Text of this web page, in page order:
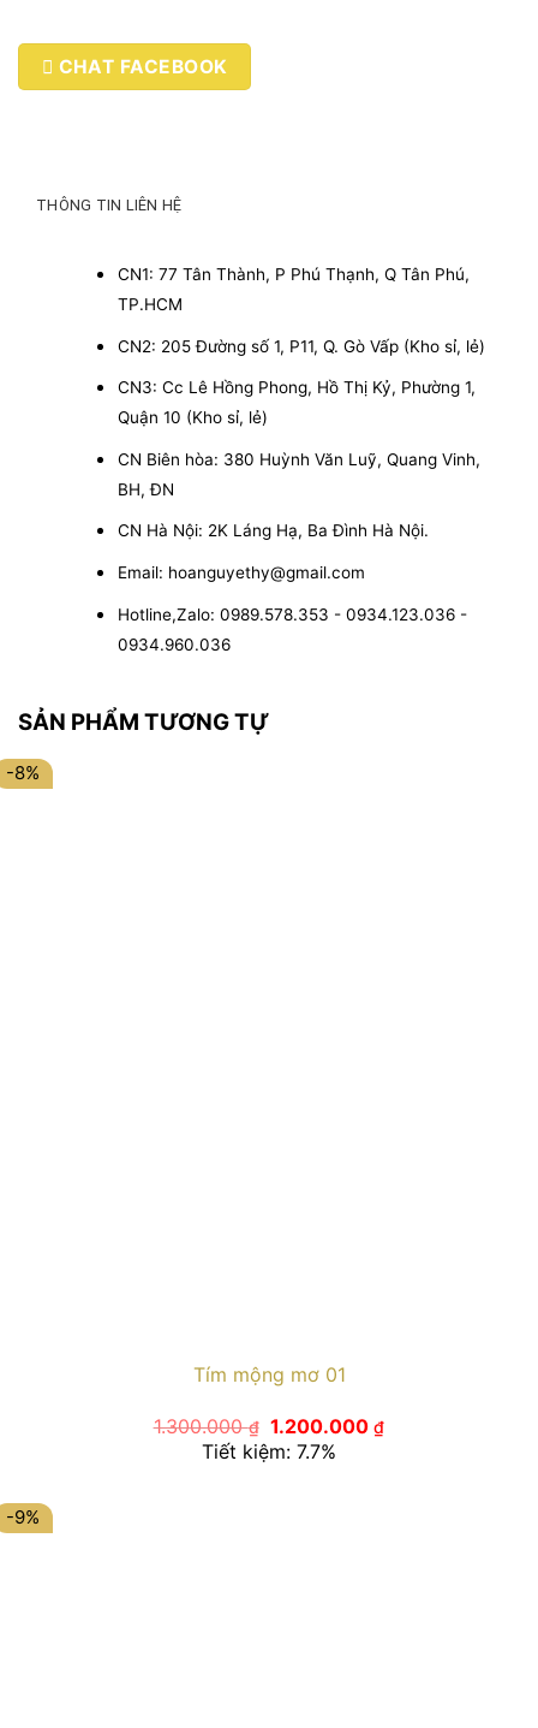
CHAT FACEBOOK
THÔNG TIN LIÊN HỆ
CN1: 77 Tân Thành, P Phú Thạnh, Q Tân Phú,
TP.HCM
CN2: 205 Đường số 1, P11, Q. Gò Vấp (Kho sỉ, lẻ)
CN3: Cc Lê Hồng Phong, Hồ Thị Kỷ, Phường 1,
Quận 10 (Kho sỉ, lẻ)
CN Biên hòa: 380 Huỳnh Văn Luỹ, Quang Vinh,
BH, ĐN
CN Hà Nội: 2K Láng Hạ, Ba Đình Hà Nội.
Email: hoanguyethy@gmail.com
Hotline,Zalo: 0989.578.353 - 0934.123.036 -
0934.960.036
SẢN PHẨM TƯƠNG TỰ
-8%
Tím mộng mơ 01
1.300.000₫ Giá
gốc
là:
1.200.000₫Giá
Tiết kiệm: 7.7%
-9%